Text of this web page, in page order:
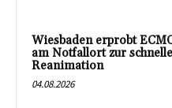
Wiesbaden erprobt
am Notfallort zur
Reanimation
04.08.2026